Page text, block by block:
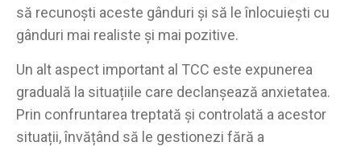
să recunoști aceste gânduri și să le înlocuiești cu
gânduri mai realiste și mai pozitive.
Un alt aspect important al TCC este expunerea
graduală la situațiile care declanșează anxietatea.
Prin confruntarea treptată și controlată a acestor
situații, învățând să le gestionezi fără a